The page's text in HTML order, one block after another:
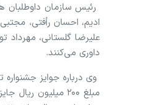
ادیم، احسان رأفتی،
علیرضا گلستانی، مهرداد
داوری می‌کنند.
وی درباره جوایز